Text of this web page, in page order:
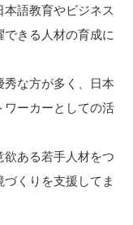
語教育やビジネス
きる人材の育成に
な方が多く、日本
ーカーとしての活
ある若手人材をつ
くりを支援してま